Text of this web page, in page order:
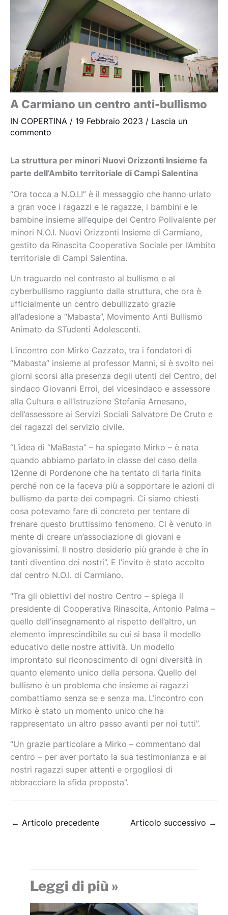
A Carmiano un centro anti-bullismo
IN COPERTINA / 19 Febbraio 2023 / Lascia un
commento
La struttura per minori Nuovi Orizzonti Insieme fa
parte dell’Ambito territoriale di Campi Salentina
“Ora tocca a N.O.I.!” è il messaggio che hanno urlato
a gran voce i ragazzi e le ragazze, i bambini e le
bambine insieme all’equipe del Centro Polivalente per
minori N.O.I. Nuovi Orizzonti Insieme di Carmiano,
gestito da Rinascita Cooperativa Sociale per l’Ambito
territoriale di Campi Salentina.
Un traguardo nel contrasto al bullismo e al
cyberbullismo raggiunto dalla struttura, che ora è
ufficialmente un centro debullizzato grazie
all’adesione a “Mabasta”, Movimento Anti Bullismo
Animato da STudenti Adolescenti.
L’incontro con Mirko Cazzato, tra i fondatori di
“Mabasta” insieme al professor Manni, si è svolto nei
giorni scorsi alla presenza degli utenti del Centro, del
sindaco Giovanni Erroi, del vicesindaco e assessore
alla Cultura e all’Istruzione Stefania Arnesano,
dell’assessore ai Servizi Sociali Salvatore De Cruto e
dei ragazzi del servizio civile.
“L’idea di “MaBasta” – ha spiegato Mirko – è nata
quando abbiamo parlato in classe del caso della
12enne di Pordenone che ha tentato di farla finita
perché non ce la faceva più a sopportare le azioni di
bullismo da parte dei compagni. Ci siamo chiesti
cosa potevamo fare di concreto per tentare di
frenare questo bruttissimo fenomeno. Ci è venuto in
mente di creare un’associazione di giovani e
giovanissimi. Il nostro desiderio più grande è che in
tanti diventino dei nostri”. E l’invito è stato accolto
dal centro N.O.I. di Carmiano.
“Tra gli obiettivi del nostro Centro – spiega il
presidente di Cooperativa Rinascita, Antonio Palma –
quello dell’insegnamento al rispetto dell’altro, un
elemento imprescindibile su cui si basa il modello
educativo delle nostre attività. Un modello
improntato sul riconoscimento di ogni diversità in
quanto elemento unico della persona. Quello del
bullismo è un problema che insieme ai ragazzi
combattiamo senza se e senza ma. L’incontro con
Mirko è stato un momento unico che ha
rappresentato un altro passo avanti per noi tutti”.
“Un grazie particolare a Mirko – commentano dal
centro – per aver portato la sua testimonianza e ai
nostri ragazzi super attenti e orgogliosi di
abbracciare la sfida proposta”.
← Articolo precedente Articolo successivo →
Leggi di più »